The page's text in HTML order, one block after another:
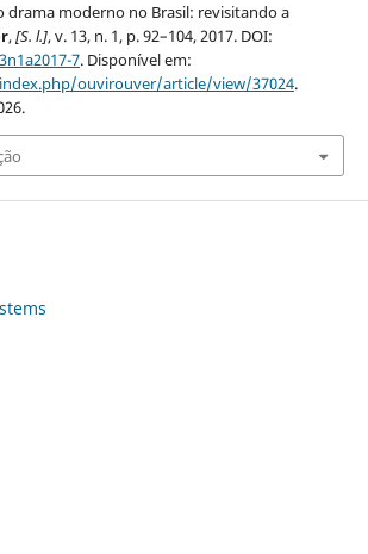
drama moderno no Brasil: revisitando a
,[S. l.], v. 13, n. 1, p. 92–104, 2017. DOI:
7. Disponível em:
ouvirouver/article/view/37024.